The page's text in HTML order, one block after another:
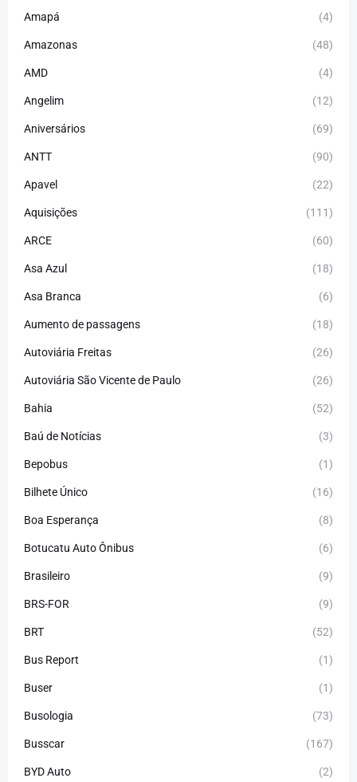
Amapá (4)
Amazonas (48)
AMD (4)
Angelim (12)
Aniversários (69)
ANTT (90)
Apavel (22)
Aquisições (111)
ARCE (60)
Asa Azul (18)
Asa Branca (6)
Aumento de passagens (18)
Autoviária Freitas (26)
Autoviária São Vicente de Paulo (26)
Bahia (52)
Baú de Notícias (3)
Bepobus (1)
Bilhete Único (16)
Boa Esperança (8)
Botucatu Auto Ônibus (6)
Brasileiro (9)
BRS-FOR (9)
BRT (52)
Bus Report (1)
Buser (1)
Busologia (73)
Busscar (167)
BYD Auto (2)